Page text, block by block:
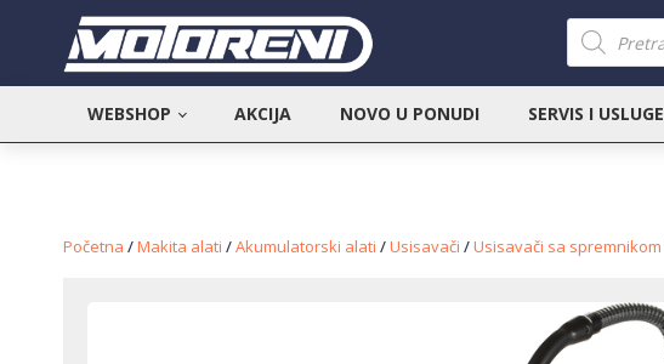
Products
search
WEBSHOP AKCIJA NOVO U PONUDI SERVIS I USLUGE
Početna /Makita alati /Akumulatorski alati /Usisavači /Usisavači sa spremnikom